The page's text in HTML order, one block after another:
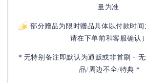
量为准
部分赠品为限时赠品具体以付款时
请在下单前和客服确认）
* 无特别备注即默认为通贩或非首刷 -
品/周边不全/特典 *